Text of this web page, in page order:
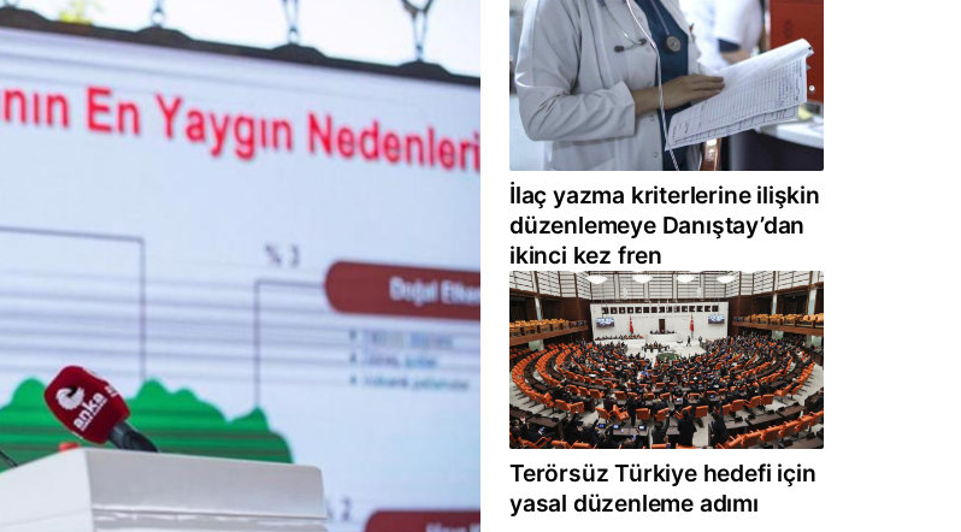
İlaç yazma kriterlerine ilişkin
düzenlemeye Danıştay’dan
ikinci kez fren
Terörsüz Türkiye hedefi için
yasal düzenleme adımı